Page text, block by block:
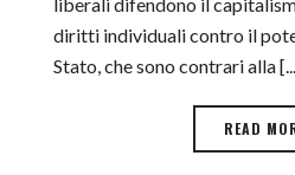
diritti individuali contro il
Stato, che sono contrari alla
READ